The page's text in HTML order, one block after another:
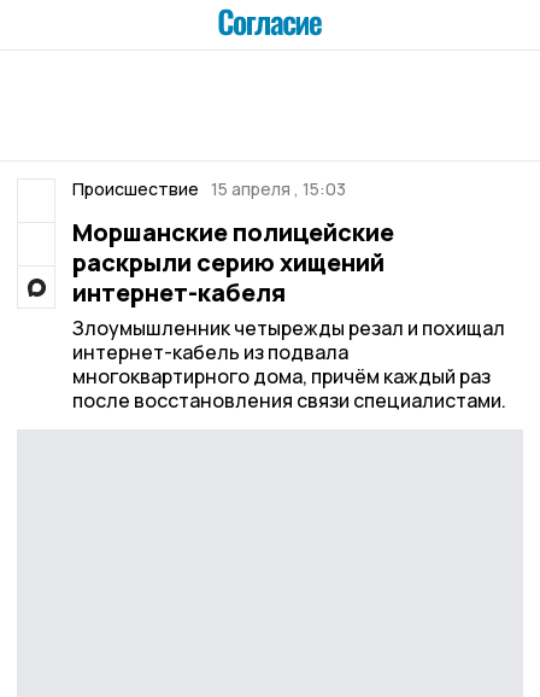
Происшествие 15 апреля , 15:03
Моршанские полицейские
раскрыли серию хищений
интернет-кабеля
Злоумышленник четырежды резал и похищал
интернет-кабель из подвала
многоквартирного дома, причём каждый раз
после восстановления связи специалистами.